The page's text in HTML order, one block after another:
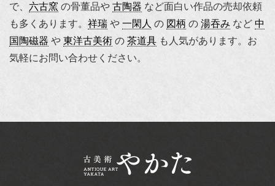
で、 六古窯 の骨董品や 古陶器 など面白い作品の売却依頼
も多くあります。 祥瑞 や 一閑人 の 図柄 の 湯吞み など 中
国陶磁器 や 東洋古美術 の 茶道具 も人気があります。お
気軽にお問い合わせください。